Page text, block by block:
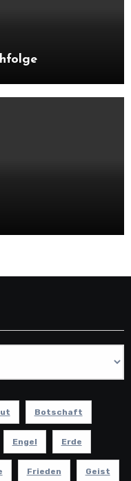
Botschaft
Engel Erde
Frieden Geist